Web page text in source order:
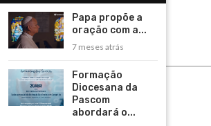
Política de Privacidade
Rádio Maristela - Ao Vivo
ASSINE
Papa propõe a
oração com a...
7 meses atrás
Formação
Diocesana da
Pascom
abordará o...